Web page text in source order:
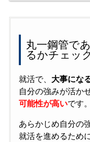
丸一鋼管で
るかチェッ
就活で、 大事にな
自分の強みが活か
可能性が高いです。
あらかじめ自分の
就活を進めるため